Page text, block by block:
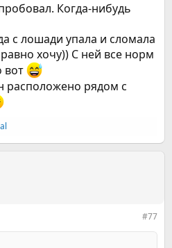
Когда-нибудь
с лошади упала и сломала
хочу)) С ней все норм
вот
рядом с
#77